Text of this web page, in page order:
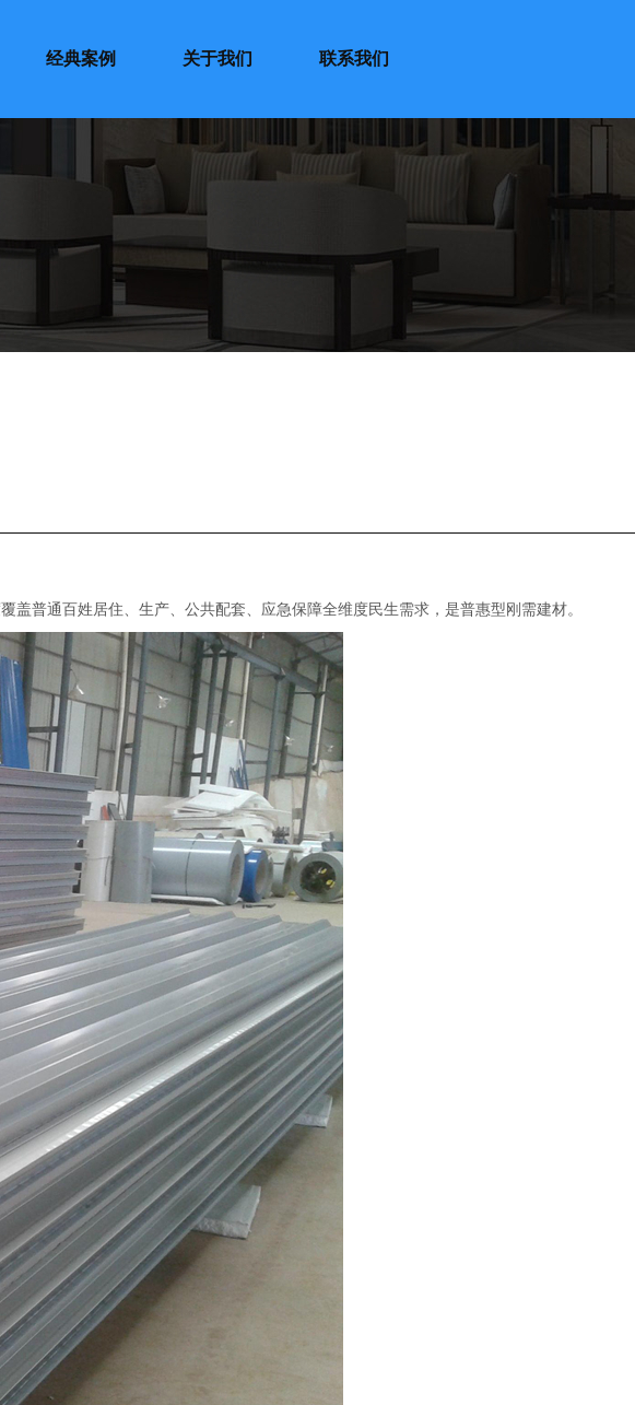
经典案例 关于我们 联系我们
普通百姓居住、生产、公共配套、应急保障全维度民生需求，是普惠型刚需建材。